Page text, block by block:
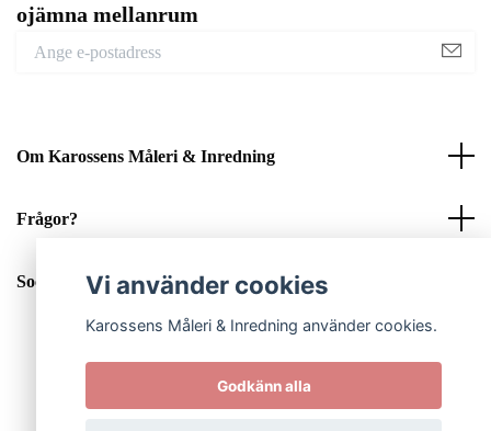
ojämna mellanrum
Om Karossens Måleri & Inredning
Frågor?
Sociala medierVi använder cookies
Karossens Måleri & Inredning använder cookies.
Godkänn alla